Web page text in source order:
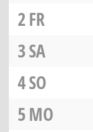
2FR
3SA
4SO
5MO